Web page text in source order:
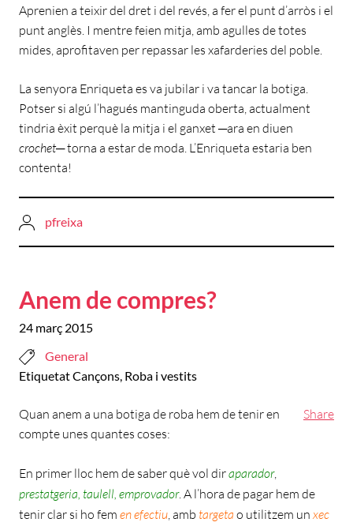
Aprenien a teixir del dret i del revés, a fer el punt d’arròs i el
punt anglès. I mentre feien mitja, amb agulles de totes
mides, aprofitaven per repassar les xafarderies del poble.
La senyora Enriqueta es va jubilar i va tancar la botiga.
Potser si algú l’hagués mantinguda oberta, actualment
tindria èxit perquè la mitja i el ganxet ─ara en diuen
crochet─ torna a estar de moda. L’Enriqueta estaria ben
contenta!
pfreixa
Anem de compres?
24 març 2015
General
EtiquetatCançons, Roba i vestits
Share
Quan anem a una botiga de roba hem de tenir en
compte unes quantes coses:
En primer lloc hem de saber què vol diraparador,
prestatgeria, taulell, emprovador. A l’hora de pagar hem de
tenir clar si ho fem en efectiu, amb targeta o utilitzem un xec